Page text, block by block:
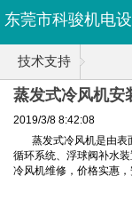
东莞市科骏机电
技术支持
蒸发式冷风机安
机
2019/3/8 8:42:08
蒸发式冷风机是由表
循环系统、浮球阀补水
冷风机维修，价格实惠，